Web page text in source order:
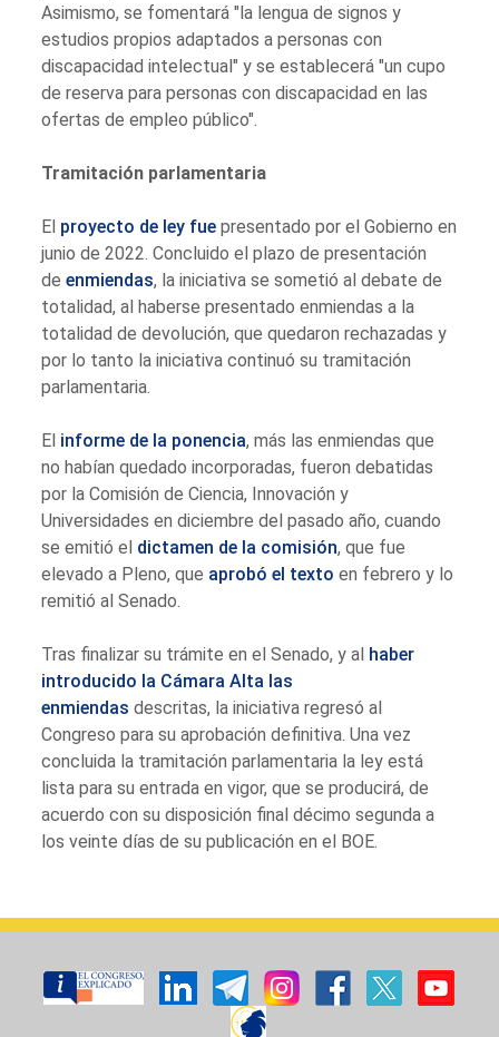
Asimismo, se fomentará "la lengua de signos y
estudios propios adaptados a personas con
discapacidad intelectual" y se establecerá "un cupo
de reserva para personas con discapacidad en las
ofertas de empleo público".
Tramitación parlamentaria
El proyecto de ley fue presentado por el Gobierno en
junio de 2022. Concluido el plazo de presentación
deenmiendas, la iniciativa se sometió al debate de
totalidad, al haberse presentado enmiendas a la
totalidad de devolución, que quedaron rechazadas y
por lo tanto la iniciativa continuó su tramitación
parlamentaria.
El informe de la ponencia, más las enmiendas que
no habían quedado incorporadas, fueron debatidas
por la Comisión de Ciencia, Innovación y
Universidades en diciembre del pasado año, cuando
se emitió el dictamen de la comisión, que fue
elevado a Pleno, que aprobó el texto en febrero y lo
remitió al Senado.
Tras finalizar su trámite en el Senado, y al haber
introducido la Cámara Alta las
enmiendas descritas, la iniciativa regresó al
Congreso para su aprobación definitiva. Una vez
concluida la tramitación parlamentaria la ley está
lista para su entrada en vigor, que se producirá, de
acuerdo con su disposición final décimo segunda a
los veinte días de su publicación en el BOE.